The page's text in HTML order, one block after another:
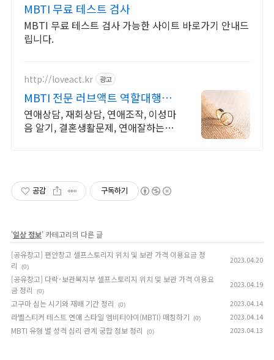
MBTI 무료 테스트 검사
MBTI 무료 테스트 검사 가능한 사이트 바로가기 안내드
립니다.
http://loveact.kr 광고
MBTI 전문 러브액트 역할대행운
영 실전경험 충분
연애상담, 재회상담, 연애조작, 이성마
음 알기, 결혼생활문제, 연애잘하는법
공감 구독하기
'일상 정보' 카테고리의 다른 글
[공유창고] 편안창고 셀프스토리지 위치 및 보관 가격 이용요금 정
리
(0)
2023.04.20
[공유창고] 다락･보관복지부 셀프스토리지 위치 및 보관 가격 이용요
금 정리
(0)
2023.04.19
고구마 심는 시기와 재배 기간 정리 (0) 2023.04.14
라벨스티커 테스트 연애 스타일 엠비티아이(MBTI) 매칭하기 (0) 2023.04.14
MBTI 유형 별 성격 심리 관계 궁합 정보 정리 (0) 2023.04.13